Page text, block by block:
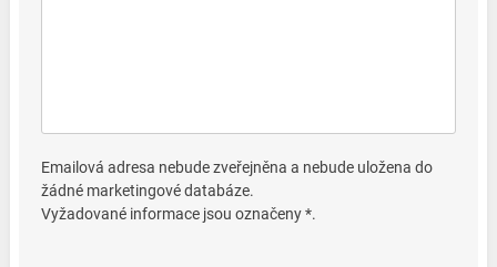
Emailová adresa nebude zveřejněna a nebude uložena do
žádné marketingové databáze.
Vyžadované informace jsou označeny *.